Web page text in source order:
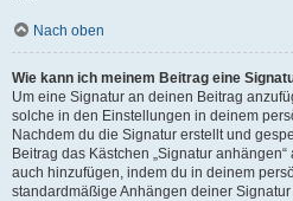
Nach oben
Wie kann ich meinem Beitrag eine
Um eine Signatur an deinen Beitrag
solche in den Einstellungen in deinem
Nachdem du die Signatur erstellt und
Beitrag das Kästchen „Signatur
auch hinzufügen, indem du in deinem
standardmäßige Anhängen deiner